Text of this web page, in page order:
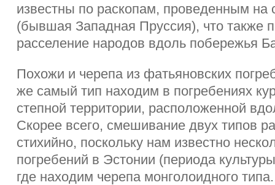
известны по раскопам, проведенным
(бывшая Западная Пруссия), что также
расселение народов вдоль побережья
Похожи и черепа из фатьяновских
же самый тип находим в погребениях
степной территории, расположенной
Скорее всего, смешивание двух типов
стихийно, поскольку нам известно
погребений в Эстонии (периода
где находим черепа монголоидного типа.